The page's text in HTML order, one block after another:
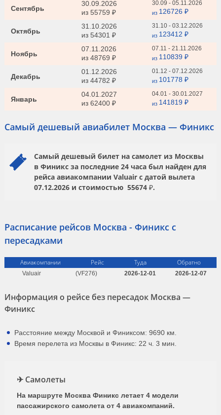
Сентябрь
30.09.2026
из 55759 ₽
30.09 - 05.11.2026
из 126726 ₽
Октябрь
31.10.2026
из 54301 ₽
31.10 - 03.12.2026
из 123412 ₽
Ноябрь
07.11.2026
из 48769 ₽
07.11 - 21.11.2026
из 110839 ₽
Декабрь
01.12.2026
из 44782 ₽
01.12 - 07.12.2026
из 101778 ₽
Январь
04.01.2027
из 62400 ₽
04.01 - 30.01.2027
из 141819 ₽
Самый дешевый авиабилет Москва — Финикс
Самый дешевый билет на самолет из Москвы
в Финикс за последние 24 часа был найден для
рейса авиакомпании Valuair с датой вылета
07.12.2026 и стоимостью 55674 ₽.
Расписание рейсов Москва - Финикс с
пересадками
Авиакомпании Рейс Туда Обратно
Valuair (VF276) 2026-12-01 2026-12-07
Информация о рейсе без пересадок Москва —
Финикс
Расстояние между Москвой и Финиксом: 9690 км.
Время перелета из Москвы в Финикс: 22 ч. 3 мин.
✈ Самолеты
На маршруте Москва Финикс летает 4 модели
пассажирского самолета от 4 авиакомпаний.